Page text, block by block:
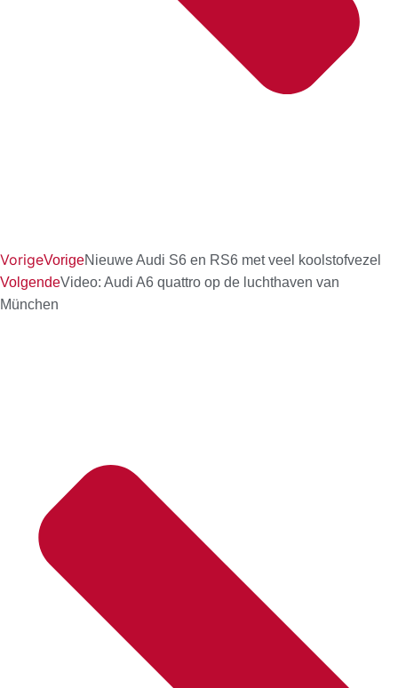
VorigeVorigeNieuwe Audi S6 en RS6 met veel koolstofvezel
VolgendeVideo: Audi A6 quattro op de luchthaven van
München